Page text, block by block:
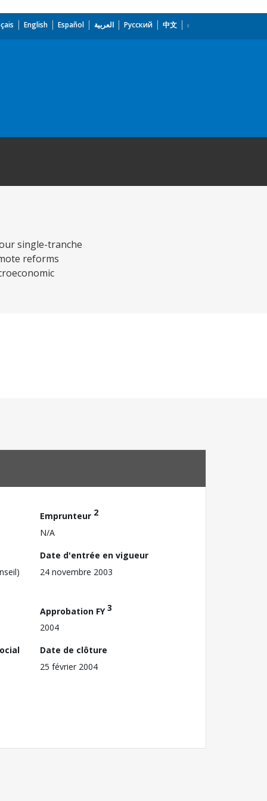
English Español العربية Русский 中文
single-tranche
reforms
Emprunteur 2
N/A
Date d'entrée en vigueur
24 novembre 2003
Approbation FY3
2004
Date de clôture
25 février 2004